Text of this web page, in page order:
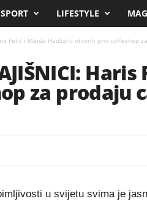
SPORT LIFESTYLE
Felić i Maida Hadžalić otvorili prvi coffeshop
za prodaju
u svijetu svima je